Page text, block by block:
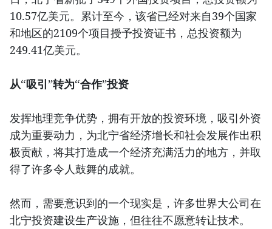
10.57亿美元。累计至今，该省已经对来自39个国家
和地区的2109个项目授予投资证书，总投资额为
249.41亿美元。
从“吸引”转为“合作”投资
发挥地理竞争优势，拥有开放的投资环境，吸引外资
成为重要动力，为北宁省经济增长和社会发展作出积
极贡献，将其打造成一个经济充满活力的地方，并取
得了许多令人鼓舞的成就。
然而，需要意识到的一个现实是，许多世界大公司在
北宁投资建设生产设施，但往往不愿意转让技术。